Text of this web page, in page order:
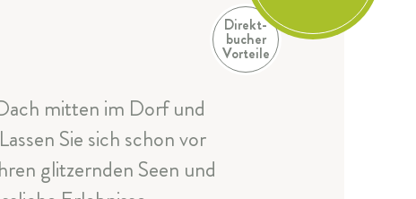
Direkt-
bucher
Vorteile
mitten im Dorf und
Sie sich schon vor
glitzernden Seen und